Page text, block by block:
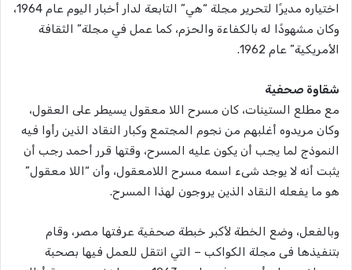
اختياره مديرًا لتحرير مجلة “هي” التابعة لدار أخبار اليوم عام 1964،
وكان مشهودًا له بالكفاءة والحزم، كما عمل في مجلة” الثقافة
الأمريكية” عام 1962.
شقاوة صحفية
مع مطلع الستينات، كان مسرح اللا معقول يسيطر على العقول،
وكان مريدوه أغلبهم من نجوم المجتمع وكبار النقاد الذين رأوا فيه
النموذج لما يجب أن يكون عليه المسرح، وقتها قرر أحمد رجب أن
يثبت أنه لا يوجد شىء اسمه مسرح اللامعقول، وأن “اللا معقول”
هو ما يفعله النقاد الذين يروجون لهذا المسرح.
وبالفعل، وضع الخطة لأكبر خبطة صحفية عرفتها مصر، وقام
بتنفيذها فى مجلة الكواكب – التي انتقل للعمل فيها بصحبة